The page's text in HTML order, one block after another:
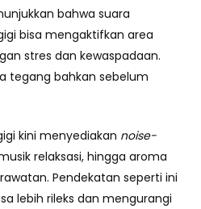
bahwa suara
bisa mengaktifkan area
stres dan kewaspadaan.
tegang bahkan sebelum
kini menyediakan noise-
relaksasi, hingga aroma
Pendekatan seperti ini
lebih rileks dan mengurangi